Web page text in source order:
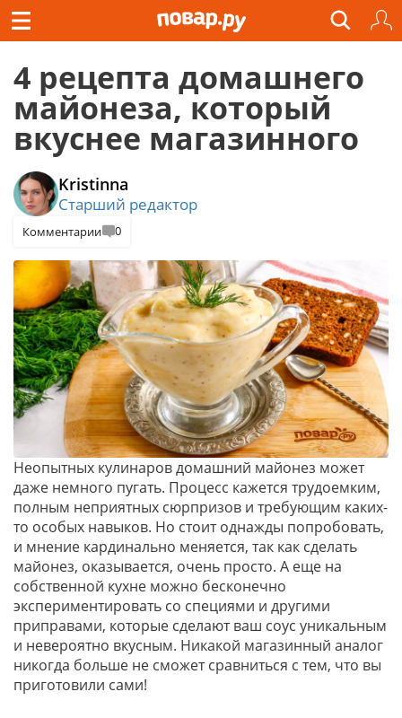
4 рецепта домашнего
майонеза, который
вкуснее магазинного
Kristinna
Старший редактор
Комментарии 0
Неопытных кулинаров домашний майонез может
даже немного пугать. Процесс кажется трудоемким,
полным неприятных сюрпризов и требующим каких-
то особых навыков. Но стоит однажды попробовать,
и мнение кардинально меняется, так как сделать
майонез, оказывается, очень просто. А еще на
собственной кухне можно бесконечно
экспериментировать со специями и другими
приправами, которые сделают ваш соус уникальным
и невероятно вкусным. Никакой магазинный аналог
никогда больше не сможет сравниться с тем, что вы
приготовили сами!